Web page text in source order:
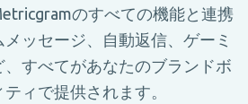
のすべての機能と連携
ッセージ、自動返信、ゲーミ
すべてがあなたのブランドボ
ィで提供されます。